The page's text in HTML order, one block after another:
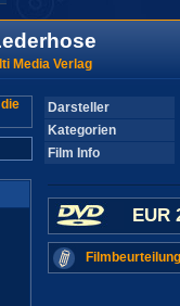
Media Verlag
Darsteller
Kategorien
Film Info
EUR